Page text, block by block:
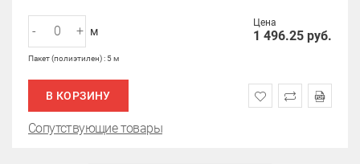
Цена
1 496.25 руб.
- + м
Пакет (полиэтилен) : 5 м
В КОРЗИНУ
Сопутствующие товары